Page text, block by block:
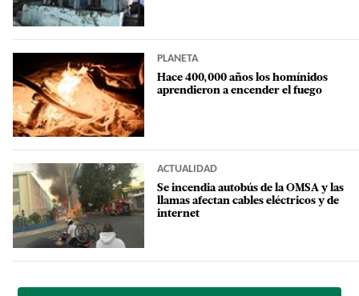
PLANETA
Hace 400,000 años los homínidos
aprendieron a encender el fuego
ACTUALIDAD
Se incendia autobús de la OMSA y las
llamas afectan cables eléctricos y de
internet